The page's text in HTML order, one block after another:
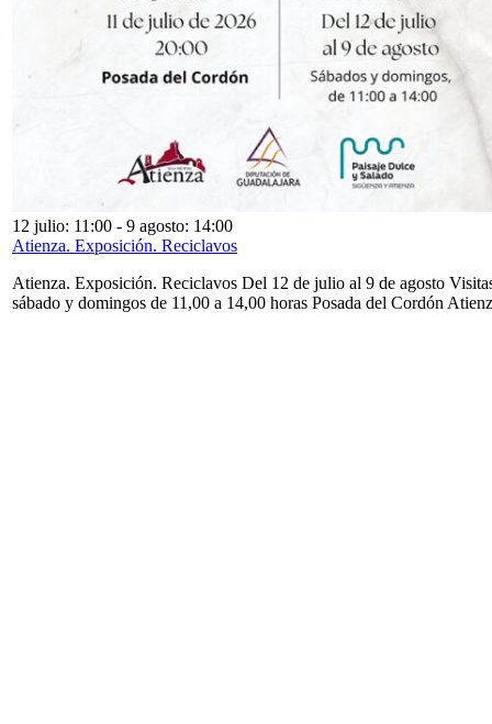
12 julio: 11:00 - 9 agosto: 14:00
Atienza. Exposición. Reciclavos
Atienza. Exposición. Reciclavos Del 12 de julio al 9 de agosto
sábado y domingos de 11,00 a 14,00 horas Posada del Cordón